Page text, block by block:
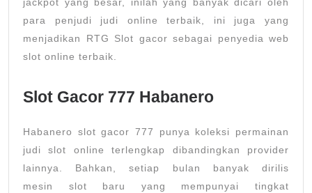
jackpot yang besar, inilah yang banyak dicari oleh
para penjudi judi online terbaik, ini juga yang
menjadikan RTG Slot gacor sebagai penyedia web
slot online terbaik.
Slot Gacor 777 Habanero
Habanero slot gacor 777 punya koleksi permainan
judi slot online terlengkap dibandingkan provider
lainnya. Bahkan, setiap bulan banyak dirilis
mesin slot baru yang mempunyai tingkat